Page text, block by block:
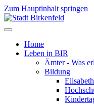
Zum Hauptinhalt springen
Home
Leben in BIR
Ämter - Was
Bildung